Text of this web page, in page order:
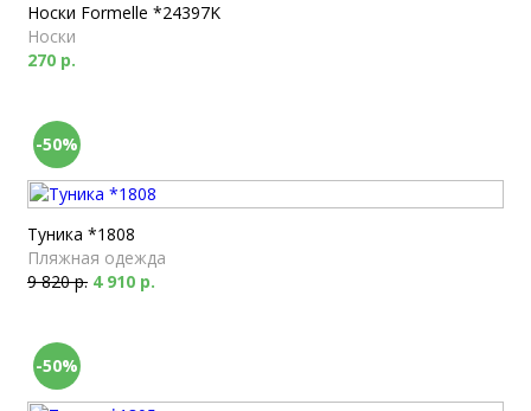
Носки Formelle *24397K
Носки
270 р.
-50%
Туника *1808
Пляжная одежда
9 820 р. 4 910 р.
-50%